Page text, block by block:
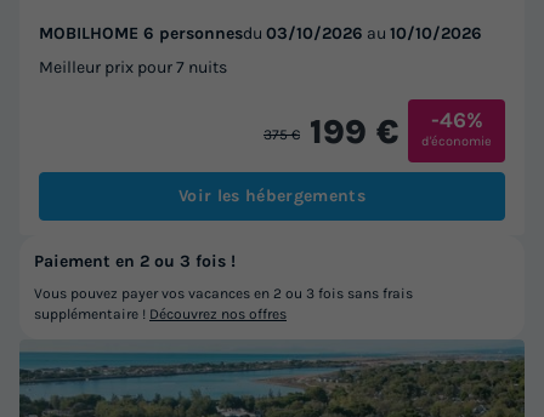
MOBILHOME 6 personnesdu 03/10/2026 au 10/10/2026
Meilleur prix pour 7 nuits
375 € 199 € -46%
d'économie
Voir les hébergements
Paiement en 2 ou 3 fois !
Vous pouvez payer vos vacances en 2 ou 3 fois sans frais
supplémentaire ! Découvrez nos offres